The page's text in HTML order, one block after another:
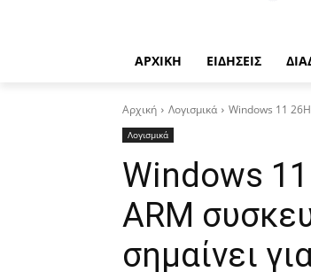
ΑΡΧΙΚΉ ΕΙΔΉΣΕΙΣ
Αρχική Λογισμικά Windows 11
Λογισμικά
Windows
ARM
σημαίνει